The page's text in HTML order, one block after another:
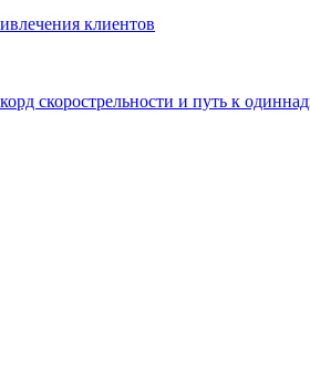
клиентов
скорострельности и путь к